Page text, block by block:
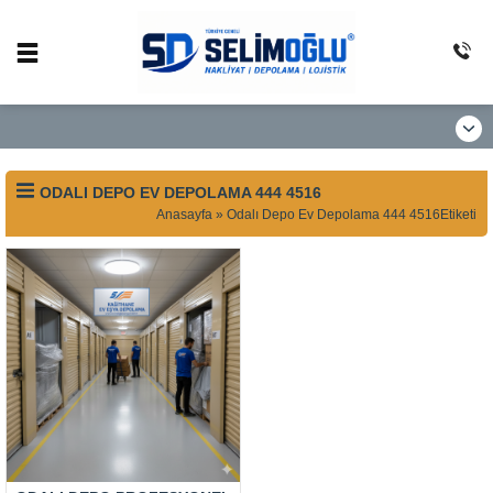
ODALI DEPO EV DEPOLAMA 444 4516
Anasayfa » Odalı Depo Ev Depolama 444 4516Etiketi